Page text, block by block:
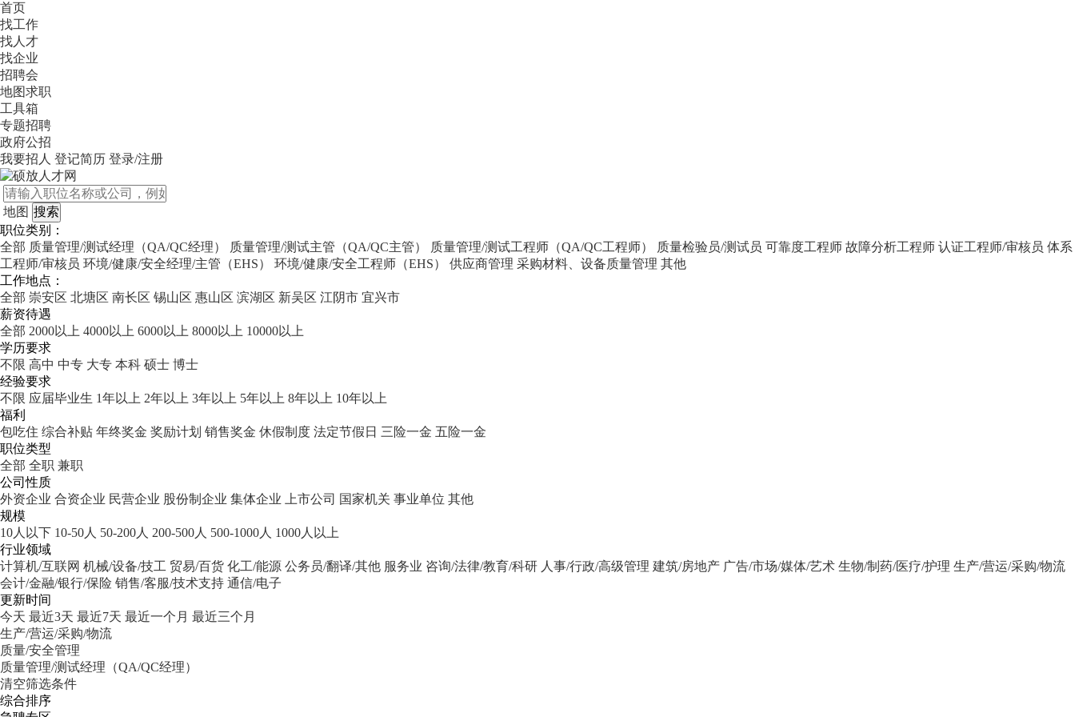
首页
找工作
找人才
找企业
招聘会
地图求职
工具箱
专题招聘
政府公招
我要招人 登记简历 登录/注册
地图
职位类别：
全部 质量管理/测试经理（QA/QC经理） 质量管理/测试主管（QA/QC主管） 质量管理/测试工程师（QA/QC工程师） 质量检验员/测试员 可靠度工程师 故障分析工程师 认证工程师/审核员 体系
工程师/审核员 环境/健康/安全经理/主管（EHS） 环境/健康/安全工程师（EHS） 供应商管理 采购材料、设备质量管理 其他
工作地点：
全部 崇安区 北塘区 南长区 锡山区 惠山区 滨湖区 新吴区 江阴市 宜兴市
薪资待遇
全部 2000以上 4000以上 6000以上 8000以上 10000以上
学历要求
不限 高中 中专 大专 本科 硕士 博士
经验要求
不限 应届毕业生 1年以上 2年以上 3年以上 5年以上 8年以上 10年以上
福利
包吃住 综合补贴 年终奖金 奖励计划 销售奖金 休假制度 法定节假日 三险一金 五险一金
职位类型
全部 全职 兼职
公司性质
外资企业 合资企业 民营企业 股份制企业 集体企业 上市公司 国家机关 事业单位 其他
规模
10人以下 10-50人 50-200人 200-500人 500-1000人 1000人以上
行业领域
计算机/互联网 机械/设备/技工 贸易/百货 化工/能源 公务员/翻译/其他 服务业 咨询/法律/教育/科研 人事/行政/高级管理 建筑/房地产 广告/市场/媒体/艺术 生物/制药/医疗/护理 生产/营运/采购/物流
会计/金融/银行/保险 销售/客服/技术支持 通信/电子
更新时间
今天 最近3天 最近7天 最近一个月 最近三个月
生产/营运/采购/物流
质量/安全管理
质量管理/测试经理（QA/QC经理）
清空筛选条件
综合排序